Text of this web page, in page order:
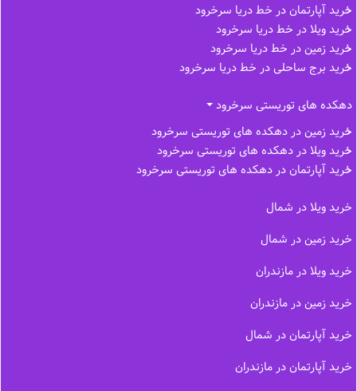
خرید آپارتمان در خط دریا سرخرود
خرید ویلا در خط دریا سرخرود
خرید زمین در خط دریا سرخرود
خرید برج ساحلی در خط‌ دریا سرخرود
دهکده های توریستی سرخرود
خرید زمین در دهکده های توریستی سرخرود
خرید ویلا در دهکده های توریستی سرخرود
خرید آپارتمان در دهکده های توریستی سرخرود
خرید ویلا در شمال
خرید زمین در شمال
خرید ویلا در مازندران
خرید زمین در مازندران
خرید آپارتمان در شمال
خرید آپارتمان در مازندران